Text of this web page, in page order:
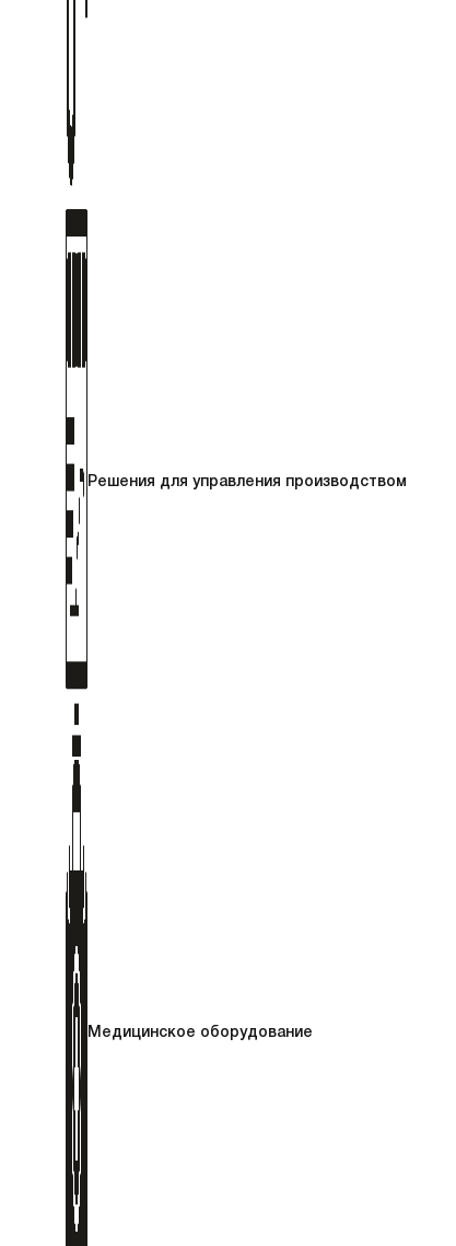
Решения для управления производством
Медицинское оборудование